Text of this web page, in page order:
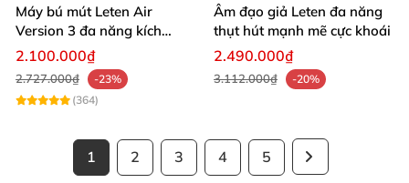
Máy bú mút Leten Air
Version 3 đa năng kích
thích cực đỉnh
2.100.000₫
2.727.000₫
-23%
(364)
Âm đạo giả Leten đa năng
thụt hút mạnh mẽ cực khoái
2.490.000₫
3.112.000₫ -20%
1 2 3 4 5